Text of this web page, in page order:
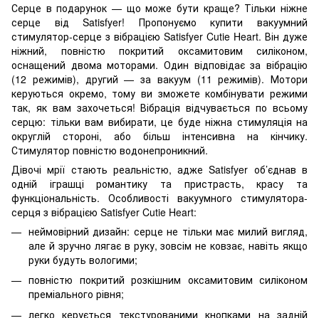
Серце в подарунок — що може бути краще? Тільки ніжне
серце від Satisfyer! Пропонуємо купити вакуумний
стимулятор-серце з вібрацією Satisfyer Cutie Heart. Він дуже
ніжний, повністю покритий оксамитовим силіконом,
оснащений двома моторами. Один відповідає за вібрацію
(12 режимів), другий — за вакуум (11 режимів). Мотори
керуються окремо, тому ви зможете комбінувати режими
так, як вам захочеться! Вібрація відчувається по всьому
серцю: тільки вам вибирати, це буде ніжна стимуляція на
округлій стороні, або більш інтенсивна на кінчику.
Стимулятор повністю водонепроникний.
Дівочі мрії стають реальністю, адже Satisfyer об’єднав в
одній іграшці романтику та пристрасть, красу та
функціональність. Особливості вакуумного стимулятора-
серця з вібрацією Satisfyer Cutie Heart:
неймовірний дизайн: серце не тільки має милий вигляд,
але й зручно лягає в руку, зовсім не ковзає, навіть якщо
руки будуть вологими;
повністю покритий розкішним оксамитовим силіконом
преміального рівня;
легко керується текстурованими кнопками на задній